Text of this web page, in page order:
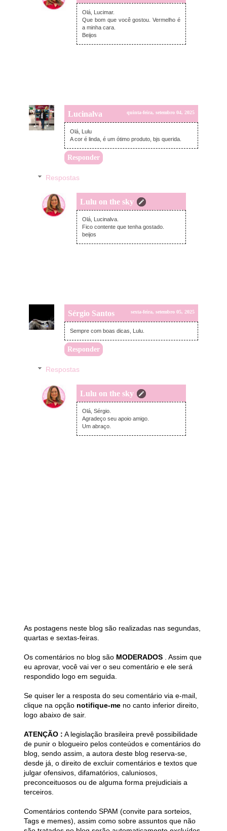
domingo, setembro 14, 2025
Olá, Lucimar.
Que bom que você gostou. Vermelho é
a minha cara.
Beijos
Lucinalva quinta-feira, setembro 04, 2025
Olá, Lulu
A cor é linda, é um ótimo produto, bjs querida.
Responder
Respostas
Lulu on the sky
domingo, setembro 14, 2025
Olá, Lucinalva.
Fico contente que tenha gostado.
beijos
Sérgio Santos sexta-feira, setembro 05, 2025
Sempre com boas dicas, Lulu.
Responder
Respostas
Lulu on the sky
domingo, setembro 14, 2025
Olá, Sérgio.
Agradeço seu apoio amigo.
Um abraço.
As postagens neste blog são realizadas nas segundas,
quartas e sextas-feiras.
Os comentários no blog são MODERADOS . Assim que
eu aprovar, você vai ver o seu comentário e ele será
respondido logo em seguida.
Se quiser ler a resposta do seu comentário via e-mail,
clique na opção notifique-me no canto inferior direito,
logo abaixo de sair.
ATENÇÃO : A legislação brasileira prevê possibilidade
de punir o blogueiro pelos conteúdos e comentários do
blog, sendo assim, a autora deste blog reserva-se,
desde já, o direito de excluir comentários e textos que
julgar ofensivos, difamatórios, caluniosos,
preconceituosos ou de alguma forma prejudiciais a
terceiros.
Comentários contendo SPAM (convite para sorteios,
Tags e memes), assim como sobre assuntos que não